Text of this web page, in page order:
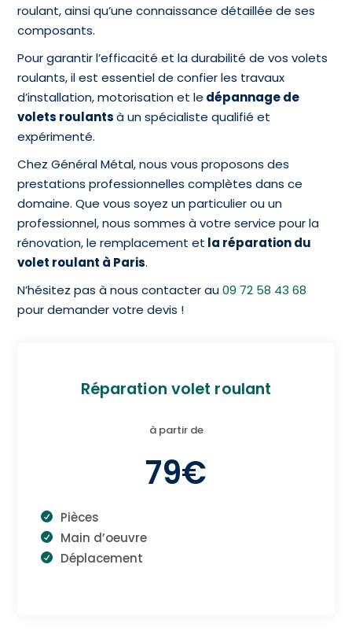
roulant, ainsi qu’une connaissance détaillée de ses
composants.
Pour garantir l’efficacité et la durabilité de vos volets
roulants, il est essentiel de confier les travaux
d’installation, motorisation et le dépannage de
volets roulantsà un spécialiste qualifié et
expérimenté.
Chez Général Métal, nous vous proposons des
prestations professionnelles complètes dans ce
domaine. Que vous soyez un particulier ou un
professionnel, nous sommes à votre service pour la
rénovation, le remplacement et la réparation du
volet roulant à Paris.
N’hésitez pas à nous contacter au09 72 58 43 68
pour demander votre devis !
Réparation volet roulant
à partir de
79€
Pièces
Main d’oeuvre
Déplacement